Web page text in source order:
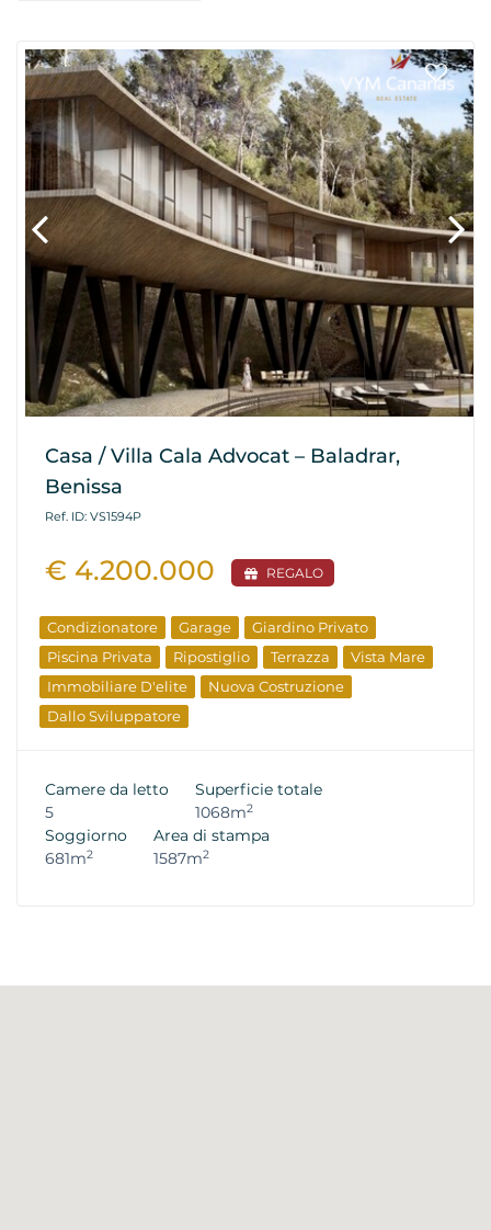
Casa / Villa Cala Advocat – Baladrar,
Benissa
Ref. ID: VS1594P
€ 4.200.000 REGALO
Condizionatore Garage
Giardino Privato
Piscina Privata
Ripostiglio Terrazza
Vista Mare
Immobiliare D'elite
Nuova Costruzione
Dallo Sviluppatore
Camere da letto
5
Superficie totale
1068m2
Soggiorno
681m2
Area di stampa
1587m2